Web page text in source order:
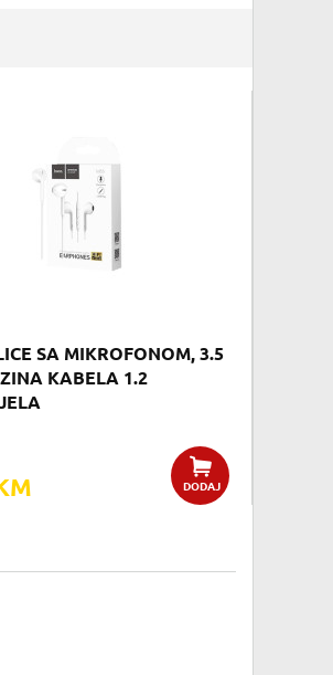
SA MIKROFONOM, 3.5
KABELA 1.2
DODAJ